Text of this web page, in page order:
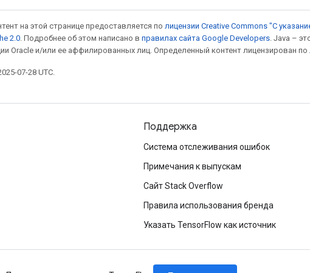
на этой странице предоставляется по лицензии Creative Commons "С
2.0 . Подробнее об этом написано в правилах сайта Google Developers . Java –
Oracle и/или ее аффилированных лиц. Определенный контент лицензирован по
07-28 UTC.
Поддержка
Система отслеживания ошибок
Примечания к выпускам
Сайт Stack Overflow
Правила использования бренда
Указать TensorFlow как источник